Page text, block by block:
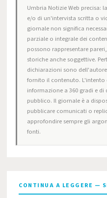
Umbria Notizie Web precisa:
e/o di un'intervista scritta o
giornale non significa
parziale o integrale dei
possono rappresentare
storiche anche soggettive.
dichiarazioni sono
fornito il contenuto. L'intento
informazione a 360 gradi e di
pubblico. Il giornale è a
pubblicare comunicati o
approfondire sempre gli
fonti.
CONTINUA A LEGGERE —